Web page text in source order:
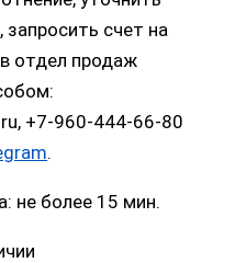
запросить счет на
отдел продаж
+7-960-444-66-80
.
не более 15 мин.